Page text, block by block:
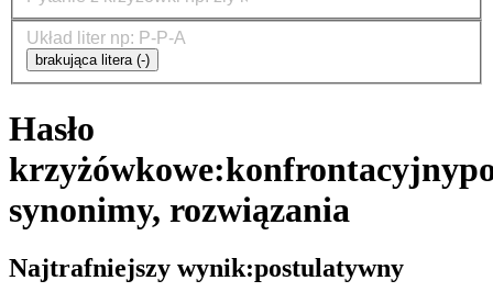
brakująca litera (-)
Hasło
krzyżówkowe:konfrontacyjny
synonimy, rozwiązania
Najtrafniejszy wynik:postulatywny